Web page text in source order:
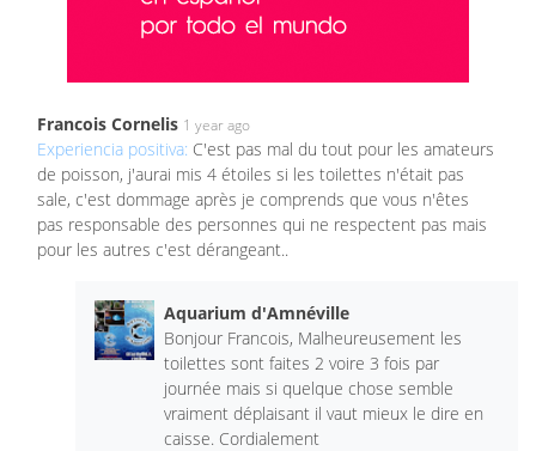
Francois Cornelis 1 year ago
Experiencia positiva: C'est pas mal du tout pour les amateurs
de poisson, j'aurai mis 4 étoiles si les toilettes n'était pas
sale, c'est dommage après je comprends que vous n'êtes
pas responsable des personnes qui ne respectent pas mais
pour les autres c'est dérangeant..
Aquarium d'Amnéville
Bonjour Francois, Malheureusement les
toilettes sont faites 2 voire 3 fois par
journée mais si quelque chose semble
vraiment déplaisant il vaut mieux le dire en
caisse. Cordialement